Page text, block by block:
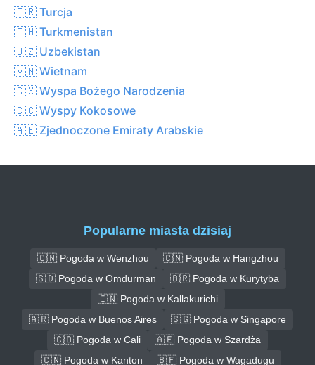
🇹🇷 Turcja
🇹🇲 Turkmenistan
🇺🇿 Uzbekistan
🇻🇳 Wietnam
🇨🇽 Wyspa Bożego Narodzenia
🇨🇨 Wyspy Kokosowe
🇦🇪 Zjednoczone Emiraty Arabskie
Popularne miasta dzisiaj
🇨🇳 Pogoda w Wenzhou
🇨🇳 Pogoda w Hangzhou
🇸🇩 Pogoda w Omdurman
🇧🇷 Pogoda w Kurytyba
🇮🇳 Pogoda w Kallakurichi
🇦🇷 Pogoda w Buenos Aires
🇸🇬 Pogoda w Singapore
🇨🇴 Pogoda w Cali
🇦🇪 Pogoda w Szardża
🇨🇳 Pogoda w Kanton
🇧🇫 Pogoda w Wagadugu